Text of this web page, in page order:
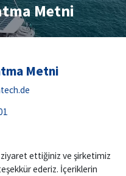
Metni
Metni
ettiğiniz ve şirketimiz
ederiz. İçeriklerin